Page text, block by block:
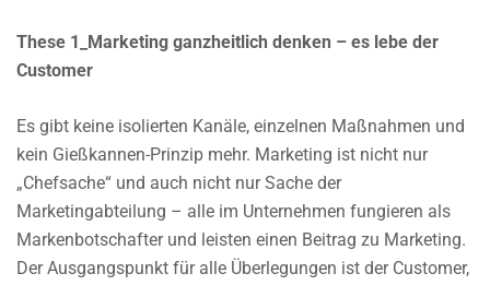
These 1_Marketing ganzheitlich denken – es lebe der
Customer
Es gibt keine isolierten Kanäle, einzelnen Maßnahmen und
kein Gießkannen-Prinzip mehr. Marketing ist nicht nur
„Chefsache“ und auch nicht nur Sache der
Marketingabteilung – alle im Unternehmen fungieren als
Markenbotschafter und leisten einen Beitrag zu Marketing.
Der Ausgangspunkt für alle Überlegungen ist der Customer,